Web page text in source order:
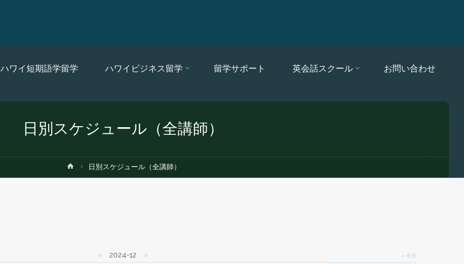
ハワイ短期語学留学 ハワイビジネス留学 留学サポート 英会話スクール お問い合わせ
日別スケジュール（全講師）
ホ
ー
日別スケジュール（全講師）
« 2024-12 » » 今日